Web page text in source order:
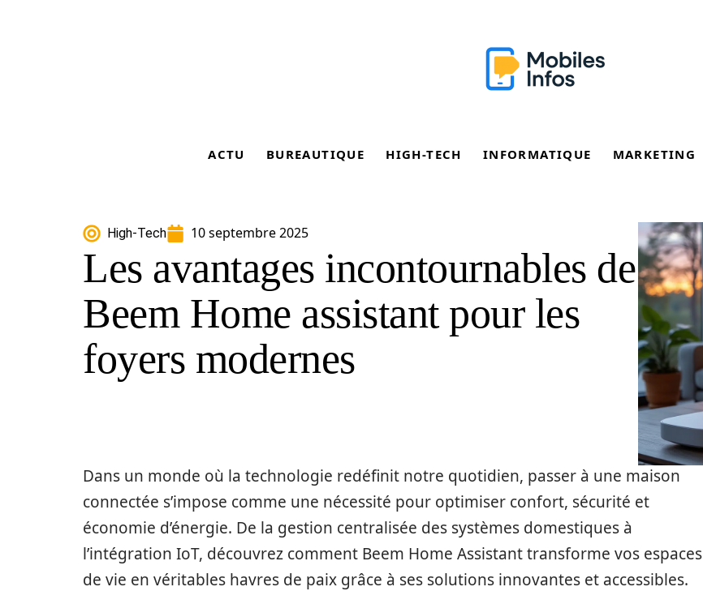
ACTU BUREAUTIQUE HIGH-TECH INFORMATIQUE MARKETING
High-Tech 10 septembre 2025
Les avantages incontournables de
Beem Home assistant pour les
foyers modernes
Dans un monde où la technologie redéfinit notre quotidien, passer à une maison
connectée s’impose comme une nécessité pour optimiser confort, sécurité et
économie d’énergie. De la gestion centralisée des systèmes domestiques à
l’intégration IoT, découvrez comment Beem Home Assistant transforme vos espaces
de vie en véritables havres de paix grâce à ses solutions innovantes et accessibles.